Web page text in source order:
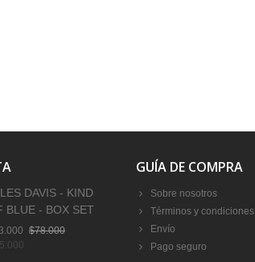
DAVIS - KIND
BLUE - BOX SET
$78.000
GUÍA DE COMPRA
Sobre nosotros
Términos y condiciones
Envío
Pago seguro